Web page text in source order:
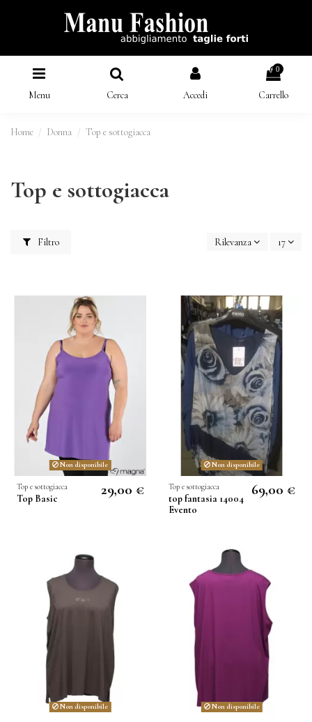
Menu Cerca Accedi
0
Carrello
Home Donna Top e sottogiacca
Top e sottogiacca
Filtro Rilevanza 17
Non disponibile
Top e sottogiacca
Top Basic
29,00 €
Non disponibile
Top e sottogiacca
top fantasia 14004
Evento
69,00 €
Non disponibile Non disponibile